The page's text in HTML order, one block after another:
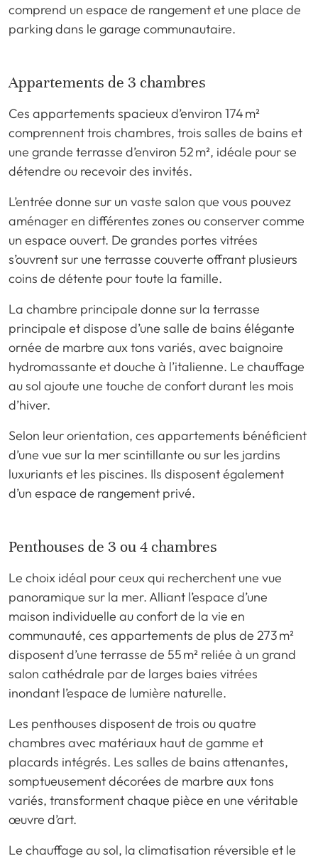
comprend un espace de rangement et une place de
parking dans le garage communautaire.
Appartements de 3 chambres
Ces appartements spacieux d’environ 174 m²
comprennent trois chambres, trois salles de bains et
une grande terrasse d’environ 52 m², idéale pour se
détendre ou recevoir des invités.
L’entrée donne sur un vaste salon que vous pouvez
aménager en différentes zones ou conserver comme
un espace ouvert. De grandes portes vitrées
s’ouvrent sur une terrasse couverte offrant plusieurs
coins de détente pour toute la famille.
La chambre principale donne sur la terrasse
principale et dispose d’une salle de bains élégante
ornée de marbre aux tons variés, avec baignoire
hydromassante et douche à l’italienne. Le chauffage
au sol ajoute une touche de confort durant les mois
d’hiver.
Selon leur orientation, ces appartements bénéficient
d’une vue sur la mer scintillante ou sur les jardins
luxuriants et les piscines. Ils disposent également
d’un espace de rangement privé.
Penthouses de 3 ou 4 chambres
Le choix idéal pour ceux qui recherchent une vue
panoramique sur la mer. Alliant l’espace d’une
maison individuelle au confort de la vie en
communauté, ces appartements de plus de 273 m²
disposent d’une terrasse de 55 m² reliée à un grand
salon cathédrale par de larges baies vitrées
inondant l’espace de lumière naturelle.
Les penthouses disposent de trois ou quatre
chambres avec matériaux haut de gamme et
placards intégrés. Les salles de bains attenantes,
somptueusement décorées de marbre aux tons
variés, transforment chaque pièce en une véritable
œuvre d’art.
Le chauffage au sol, la climatisation réversible et le